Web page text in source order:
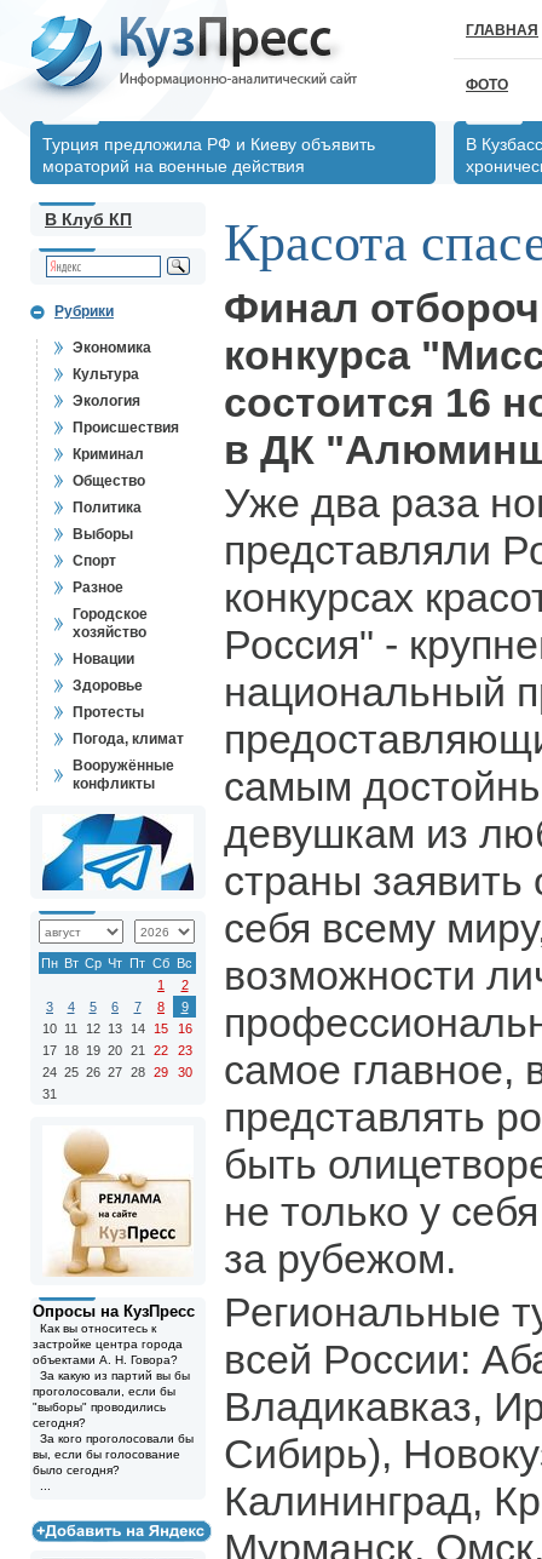
ГЛАВНАЯ
ФОТО
Турция предложила РФ и Киеву объявить
мораторий на военные действия
В
В Клуб КП
Рубрики
Экономика
Культура
Экология
Происшествия
Криминал
Общество
Политика
Выборы
Спорт
Разное
Городское
хозяйство
Новации
Здоровье
Протесты
Погода, климат
Вооружённые
конфликты
Пн Вт Ср Чт Пт Сб Вс
1
2
3
4 5 6 7 8
9
10 11 12 13 14 15
16
17 18 19 20 21 22
23
24 25 26 27 28 29
30
31
Опросы на КузПресс
Как вы относитесь к
застройке центра города
объектами А. Н. Говора?
За какую из партий вы бы
проголосовали, если бы
"выборы" проводились
сегодня?
За кого проголосовали бы
вы, если бы голосование
было сегодня?
Красота
Финал
конкурса
состоится 16
в ДК
Уже два раза
представляли
конкурсах
Россия" -
национальный
самым
девушкам из
страны заявить
себя всему
возможности
самое главное,
представлять
быть
не только у
за рубежом.
Региональные
всей России:
Владикавказ,
Сибирь),
Калининград,
Мурманск,